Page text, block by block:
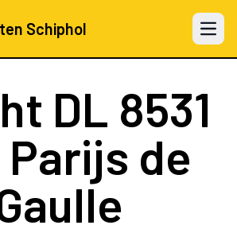
Schiphol Open
DL 8531
de